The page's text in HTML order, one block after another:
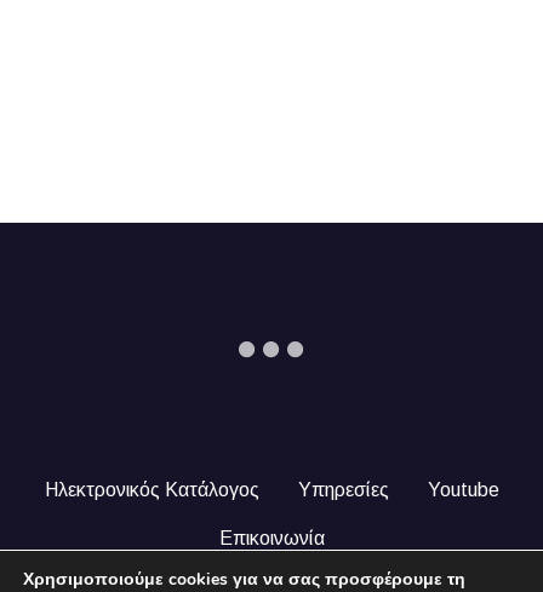
Ηλεκτρονικός Κατάλογος Υπηρεσίες Youtube
Επικοινωνία
Χρησιμοποιούμε cookies για να σας προσφέρουμε τη